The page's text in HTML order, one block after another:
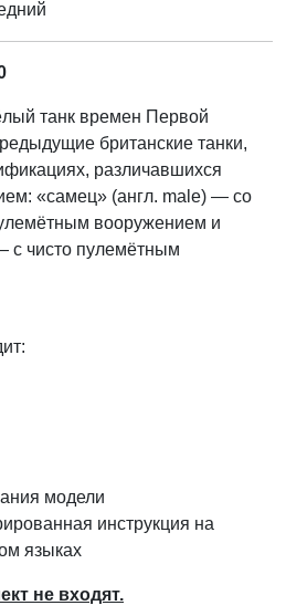
танк времен Первой
британские танки,
различавшихся
«самец» (англ. male) — со
вооружением и
с чисто пулемётным
модели
инструкция на
языках
не входят.